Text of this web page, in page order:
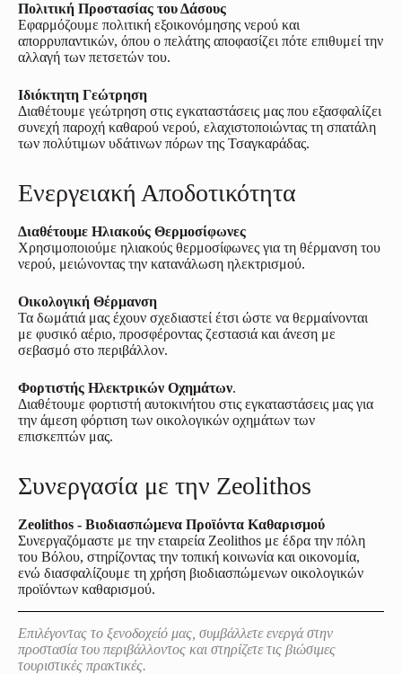
Πολιτική Προστασίας του Δάσους
Εφαρμόζουμε πολιτική εξοικονόμησης νερού και
απορρυπαντικών, όπου ο πελάτης αποφασίζει πότε επιθυμεί την
αλλαγή των πετσετών του.
Ιδιόκτητη Γεώτρηση
Διαθέτουμε γεώτρηση στις εγκαταστάσεις μας που εξασφαλίζει
συνεχή παροχή καθαρού νερού, ελαχιστοποιώντας τη σπατάλη
των πολύτιμων υδάτινων πόρων της Τσαγκαράδας.
Ενεργειακή Αποδοτικότητα
Διαθέτουμε Ηλιακούς Θερμοσίφωνες
Χρησιμοποιούμε ηλιακούς θερμοσίφωνες για τη θέρμανση του
νερού, μειώνοντας την κατανάλωση ηλεκτρισμού.
Οικολογική Θέρμανση
Τα δωμάτιά μας έχουν σχεδιαστεί έτσι ώστε να θερμαίνονται
με φυσικό αέριο, προσφέροντας ζεστασιά και άνεση με
σεβασμό στο περιβάλλον.
Φορτιστής Ηλεκτρικών Οχημάτων.
Διαθέτουμε φορτιστή αυτοκινήτου στις εγκαταστάσεις μας για
την άμεση φόρτιση των οικολογικών οχημάτων των
επισκεπτών μας.
Συνεργασία με την Zeolithos
Zeolithos - Βιοδιασπώμενα Προϊόντα Καθαρισμού
Συνεργαζόμαστε με την εταιρεία Zeolithos με έδρα την πόλη
του Βόλου, στηρίζοντας την τοπική κοινωνία και οικονομία,
ενώ διασφαλίζουμε τη χρήση βιοδιασπώμενων οικολογικών
προϊόντων καθαρισμού.
Επιλέγοντας το ξενοδοχείό μας, συμβάλλετε ενεργά στην
προστασία του περιβάλλοντος και στηρίζετε τις βιώσιμες
τουριστικές πρακτικές.